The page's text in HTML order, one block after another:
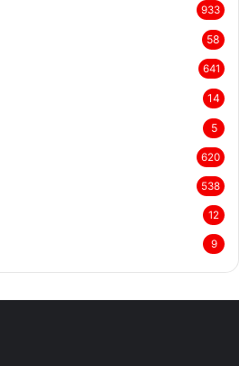
933
58
641
14
5
620
538
12
9